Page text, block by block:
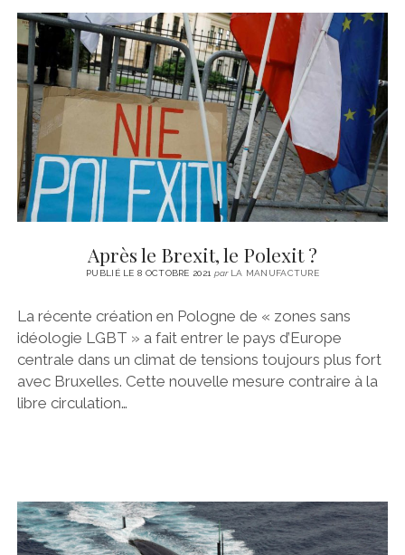
Après le Brexit, le Polexit ?
PUBLIÉ LE 8 OCTOBRE 2021 parLA MANUFACTURE
La récente création en Pologne de « zones sans
idéologie LGBT » a fait entrer le pays d’Europe
centrale dans un climat de tensions toujours plus fort
avec Bruxelles. Cette nouvelle mesure contraire à la
libre circulation…